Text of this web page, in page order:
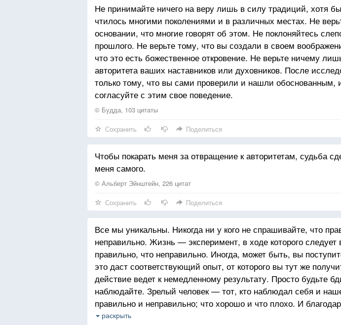
Не принимайте ничего на веру лишь в силу традиций, хотя
чтилось многими поколениями и в различных местах. Не
основании, что многие говорят об этом. Не поклоняйтесь
прошлого. Не верьте тому, что вы создали в своем
что это есть божественное откровение. Не верьте ничему
авторитета ваших наставников или духовников. После
только тому, что вы сами проверили и нашли обоснованным,
согласуйте с этим свое поведение.
© Будда, 103 цитаты
Сохранить Поделиться
Чтобы покарать меня за отвращение к авторитетам, судьба
меня самого.
© Альберт Эйнштейн, 226 цитат
Сохранить Поделиться
Все мы уникальны. Никогда ни у кого не спрашивайте, что
неправильно. Жизнь — эксперимент, в ходе которого следует
правильно, что неправильно. Иногда, может быть, вы
это даст соответствующий опыт, от которого вы тут же
действие ведет к немедленному результату. Просто будьте
наблюдайте. Зрелый человек — тот, кто наблюдал себя и
правильно и неправильно; что хорошо и что плохо. И
нашел это сам, у него есть огромный авторитет: даже если
раскрыть